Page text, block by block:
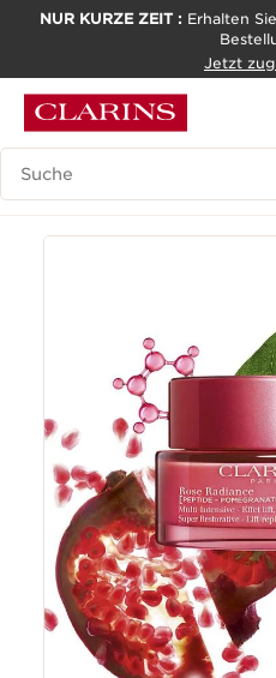
NUR KURZE ZEIT : Erhalten Sie
Jetzt
Legende suchen